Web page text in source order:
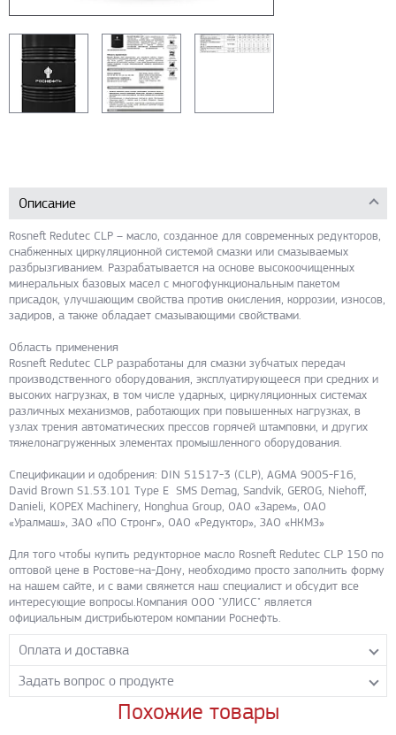
Описание
Rosneft Redutec CLP – масло, созданное для современных редукторов,
снабженных циркуляционной системой смазки или смазываемых
разбрызгиванием. Разрабатывается на основе высокоочищенных
минеральных базовых масел с многофункциональным пакетом
присадок, улучшающим свойства против окисления, коррозии, износов,
задиров, а также обладает смазывающими свойствами.
Область применения
Rosneft Redutec CLP разработаны для смазки зубчатых передач
производственного оборудования, эксплуатирующееся при средних и
высоких нагрузках, в том числе ударных, циркуляционных системах
различных механизмов, работающих при повышенных нагрузках, в
узлах трения автоматических прессов горячей штамповки, и других
тяжелонагруженных элементах промышленного оборудования.
Спецификации и одобрения: DIN 51517-3 (CLP), AGMA 9005-F16,
David Brown S1.53.101 Type E SMS Demag, Sandvik, GEROG, Niehoff,
Danieli, KOPEX Machinery, Honghua Group, ОАО «Зарем», ОАО
«Уралмаш», ЗАО «ПО Стронг», ОАО «Редуктор», ЗАО «НКМЗ»
Для того чтобы купить редукторное масло Rosneft Redutec CLP 150 по
оптовой цене в Ростове-на-Дону, необходимо просто заполнить форму
на нашем сайте, и с вами свяжется наш специалист и обсудит все
интересующие вопросы.Компания ООО "УЛИСС" является
официальным дистрибьютером компании Роснефть.
Оплата и доставка
Самовывоз с нашего склада
Понедельник-пятница с 8.00-17.00 без перерыва
Задать вопрос о продукте
Задайте нашим менеджерам вопрос о данном продукте.
Похожие товары